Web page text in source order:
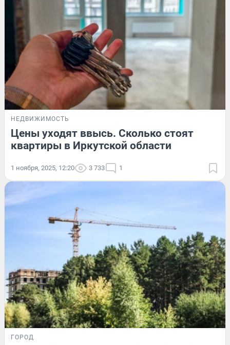
НЕДВИЖИМОСТЬ
Цены уходят ввысь. Сколько стоят
квартиры в Иркутской области
1 ноября, 2025, 12:20 3 733 1
ГОРОД